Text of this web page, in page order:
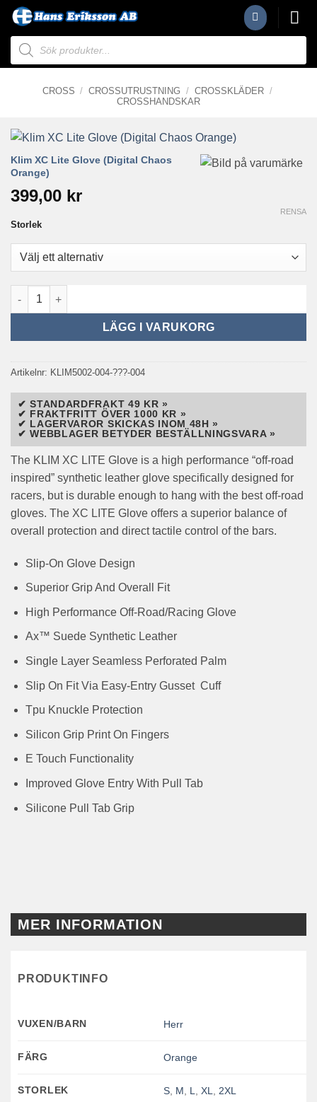
Skip
content
Produktsökning
CROSS / CROSSUTRUSTNING / CROSSKLÄDER /
CROSSHANDSKAR
Klim XC Lite Glove (Digital Chaos
Orange)
399,00 kr
Storlek
RENSA
Klim XC Lite Glove (Digital Chaos Orange) mängd
LÄGG I VARUKORG
Artikelnr: KLIM5002-004-???-004
✔ STANDARDFRAKT 49 KR »
✔ FRAKTFRITT ÖVER 1000 KR »
✔ LAGERVAROR SKICKAS INOM 48H »
✔ WEBBLAGER BETYDER BESTÄLLNINGSVARA »
The KLIM XC LITE Glove is a high performance “off-road
inspired” synthetic leather glove specifically designed for
racers, but is durable enough to hang with the best off-road
gloves. The XC LITE Glove offers a superior balance of
overall protection and direct tactile control of the bars.
Slip-On Glove Design
Superior Grip And Overall Fit
High Performance Off-Road/Racing Glove
Ax™ Suede Synthetic Leather
Single Layer Seamless Perforated Palm
Slip On Fit Via Easy-Entry Gusset Cuff
Tpu Knuckle Protection
Silicon Grip Print On Fingers
E Touch Functionality
Improved Glove Entry With Pull Tab
Silicone Pull Tab Grip
MER INFORMATION
PRODUKTINFO
VUXEN/BARN Herr
FÄRG Orange
STORLEK S, M, L,XL,2XL